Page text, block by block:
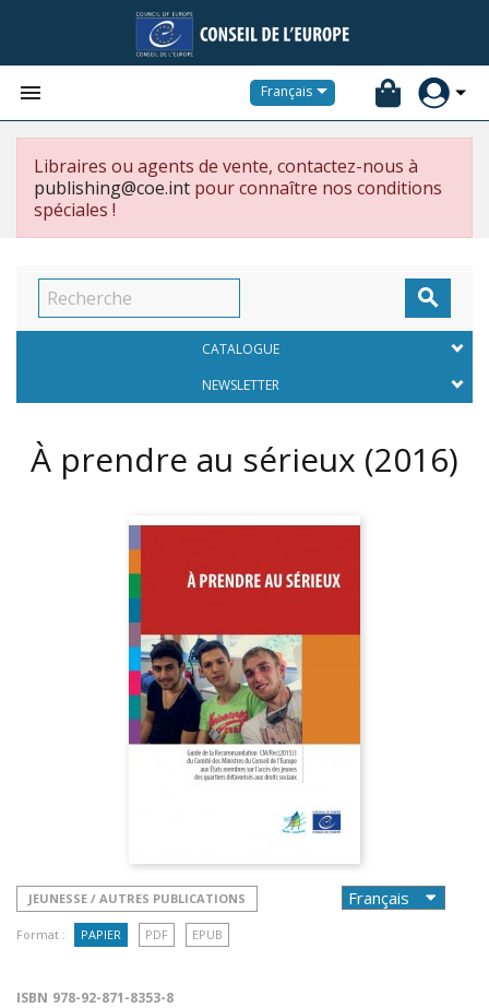
 Français
Libraires ou agents de vente, contactez-nous à
publishing@coe.int pour connaître nos conditions
spéciales !

CATALOGUE
NEWSLETTER
À prendre au sérieux (2016)
JEUNESSE / AUTRES PUBLICATIONS
Format : PAPIER PDF EPUB
ISBN 978-92-871-8353-8